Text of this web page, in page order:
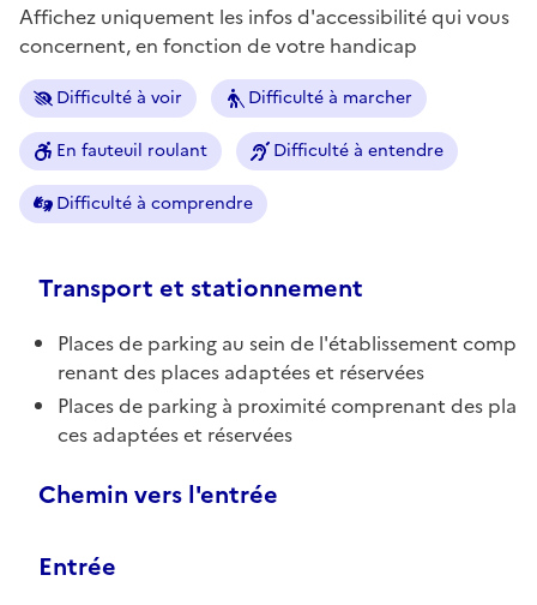
Affichez uniquement les infos d'accessibilité qui vous
concernent, en fonction de votre handicap
Difficulté à voir Difficulté à marcher
En fauteuil roulant Difficulté à entendre
Difficulté à comprendre
Transport et stationnement
Places de parking au sein de l'établissement comp
renant des places adaptées et réservées
Places de parking à proximité comprenant des pla
ces adaptées et réservées
Chemin vers l'entrée
Entrée